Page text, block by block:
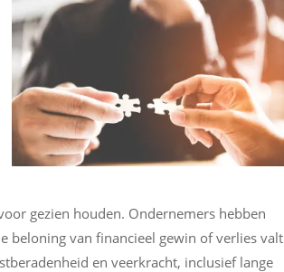
gezien houden. Ondernemers hebben
beloning van financieel gewin of verlies valt
en veerkracht, inclusief lange